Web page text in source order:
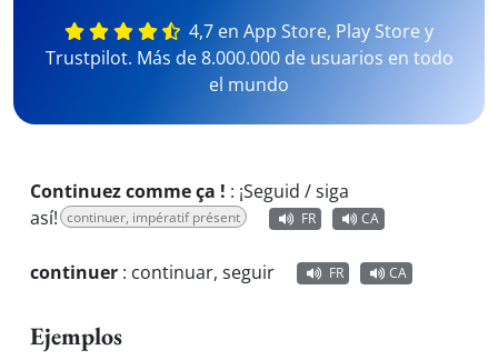
4,7 en App Store, Play Store y
Trustpilot. Más de 8.000.000 de usuarios en todo
el mundo
Continuez comme ça ! : ¡Seguid / siga
así! continuer, impératif présent FR CA
continuer : continuar, seguir FR CA
Ejemplos